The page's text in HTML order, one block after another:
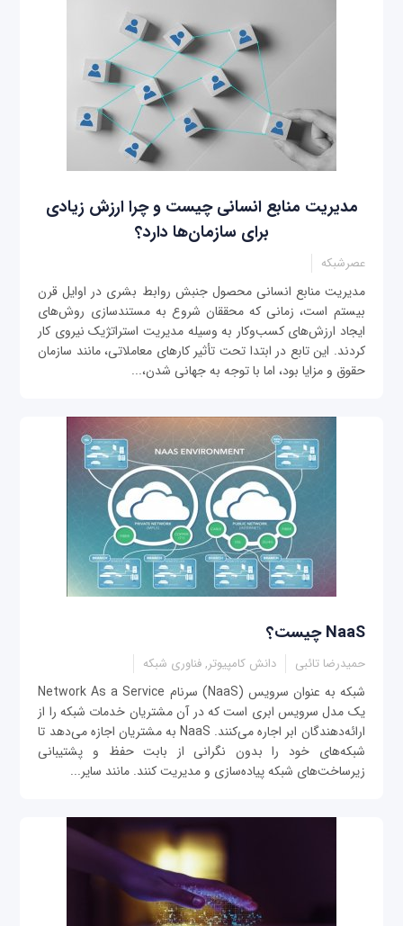
مدیریت منابع انسانی چیست و چرا ارزش زیادی
برای سازمان‌ها دارد؟
عصرشبکه
مدیریت منابع انسانی محصول جنبش روابط بشری در اوایل قرن
بیستم است، زمانی که محققان شروع به مستندسازی روش‌های
ایجاد ارزش‌های کسب‌وکار به وسیله مدیریت استراتژیک نیروی کار
کردند. این تابع در ابتدا تحت تأثیر کارهای معاملاتی، مانند سازمان
حقوق و مزایا بود، اما با توجه به جهانی شدن،...
NaaS چیست؟
حمیدرضا تائبی دانش کامپیوتر, فناوری شبکه
شبکه به عنوان سرویس (NaaS) سرنام Network As a Service
یک مدل سرویس ابری است که در آن مشتریان خدمات شبکه را از
ارائه‌دهندگان ابر اجاره می‌کنند. NaaS به مشتریان اجازه می‌دهد تا
شبکه‌های خود را بدون نگرانی از بابت حفظ و پشتیبانی
زیرساخت‌های شبکه پیاده‌سازی و مدیریت کنند. مانند سایر...